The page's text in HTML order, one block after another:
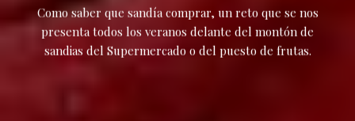
Como saber que sandía comprar, un reto que se nos
presenta todos los veranos delante del montón de
sandias del Supermercado o del puesto de frutas.